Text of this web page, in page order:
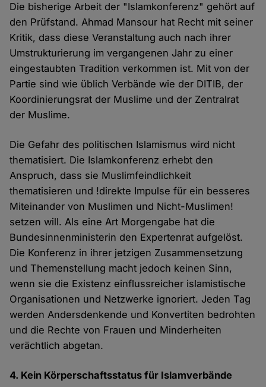
Die bisherige Arbeit der "Islamkonferenz" gehört auf
den Prüfstand. Ahmad Mansour hat Recht mit seiner
Kritik, dass diese Veranstaltung auch nach ihrer
Umstrukturierung im vergangenen Jahr zu einer
eingestaubten Tradition verkommen ist. Mit von der
Partie sind wie üblich Verbände wie der DITIB, der
Koordinierungsrat der Muslime und der Zentralrat
der Muslime.
Die Gefahr des politischen Islamismus wird nicht
thematisiert. Die Islamkonferenz erhebt den
Anspruch, dass sie Muslimfeindlichkeit
thematisieren und !direkte Impulse für ein besseres
Miteinander von Muslimen und Nicht-Muslimen!
setzen will. Als eine Art Morgengabe hat die
Bundesinnenministerin den Expertenrat aufgelöst.
Die Konferenz in ihrer jetzigen Zusammensetzung
und Themenstellung macht jedoch keinen Sinn,
wenn sie die Existenz einflussreicher islamistische
Organisationen und Netzwerke ignoriert. Jeden Tag
werden Andersdenkende und Konvertiten bedrohten
und die Rechte von Frauen und Minderheiten
verächtlich abgetan.
4. Kein Körperschaftsstatus für Islamverbände